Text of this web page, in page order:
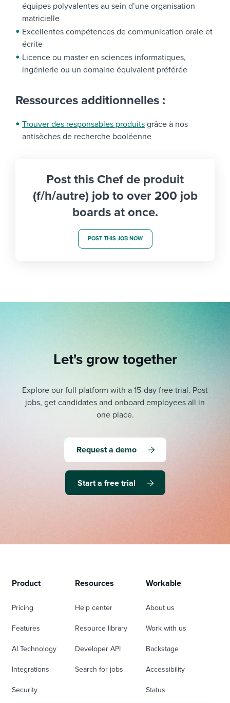
équipes polyvalentes au sein d’une organisation
matricielle
Excellentes compétences de communication orale et
écrite
Licence ou master en sciences informatiques,
ingénierie ou un domaine équivalent préférée
Ressources additionnelles :
Trouver des responsables produits grâce à nos
antisèches de recherche booléenne
Post this Chef de produit
(f/h/autre) job to over 200 job
boards at once.
POST THIS JOB NOW
Let's grow together
Explore our full platform with a 15-day free trial. Post
jobs, get candidates and onboard employees all in
one place.
Request a demo
Start a free trial
Product
Pricing
Features
AI Technology
Integrations
Security
Resources
Help center
Resource library
Developer API
Search for jobs
Workable
About us
Work with us
Backstage
Accessibility
Status